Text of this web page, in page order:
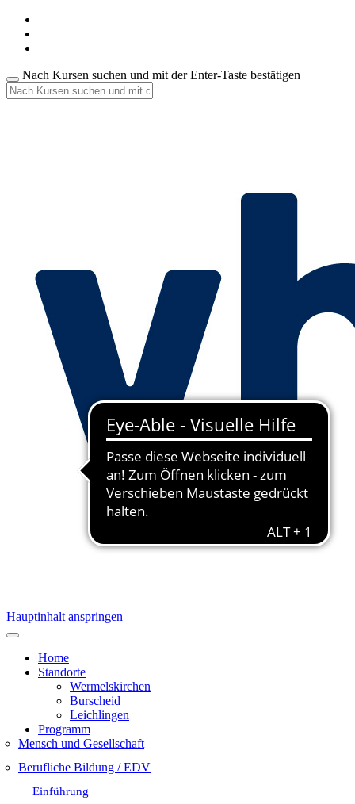
Nach Kursen suchen und mit der Enter-Taste bestätigen
Hauptinhalt anspringen
Home
Standorte
Wermelskirchen
Burscheid
Leichlingen
Programm
Mensch und Gesellschaft
Berufliche Bildung / EDV
Einführung